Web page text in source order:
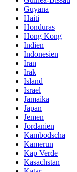
Guyana
Haiti
Honduras
Hong Kong
Indien
Indonesien
Iran
Irak
Island
Israel
Jamaika
Japan
Jemen
Jordanien
Kambodscha
Kamerun
Kap Verde
Kasachstan